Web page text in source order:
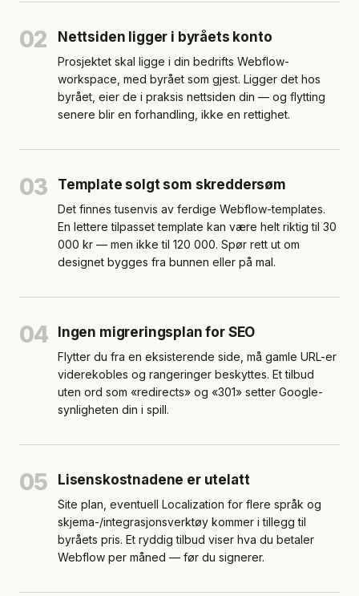
02 Nettsiden ligger i byråets konto
Prosjektet skal ligge i din bedrifts Webflow-
workspace, med byrået som gjest. Ligger det hos
byrået, eier de i praksis nettsiden din — og flytting
senere blir en forhandling, ikke en rettighet.
03 Template solgt som skreddersøm
Det finnes tusenvis av ferdige Webflow-templates.
En lettere tilpasset template kan være helt riktig til 30
000 kr — men ikke til 120 000. Spør rett ut om
designet bygges fra bunnen eller på mal.
04 Ingen migreringsplan for SEO
Flytter du fra en eksisterende side, må gamle URL-er
viderekobles og rangeringer beskyttes. Et tilbud
uten ord som «redirects» og «301» setter Google-
synligheten din i spill.
05 Lisenskostnadene er utelatt
Site plan, eventuell Localization for flere språk og
skjema-/integrasjonsverktøy kommer i tillegg til
byråets pris. Et ryddig tilbud viser hva du betaler
Webflow per måned — før du signerer.